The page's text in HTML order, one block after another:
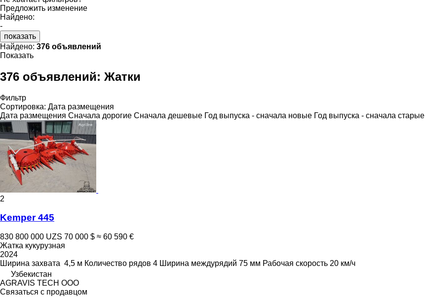
Предложить изменение
Найдено:
-
показать
Найдено: 376 объявлений
Показать
376 объявлений: Жатки
Фильтр
Сортировка: Дата размещения
Дата размещения Сначала дорогие Сначала дешевые Год выпуска - сначала новые Год выпуска - сначала старые
2
Kemper 445
830 800 000 UZS 70 000 $ ≈ 60 590 €
Жатка кукурузная
2024
Ширина захвата 4,5 м Количество рядов 4 Ширина междурядий 75 мм Рабочая скорость 20 км/ч
Узбекистан
AGRAVIS TECH ООО
Связаться с продавцом